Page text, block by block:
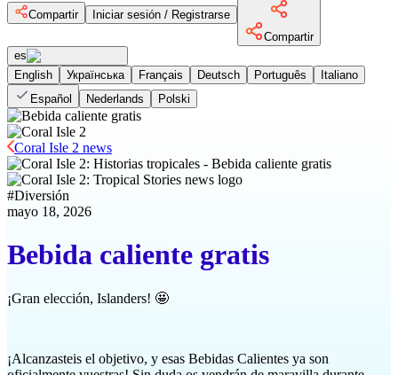
Compartir
Iniciar sesión / Registrarse
Compartir
es
English
Українська Français Deutsch Português
Italiano
Español
Nederlands Polski
Coral Isle 2 news
#Diversión
mayo 18, 2026
Bebida caliente gratis
¡Gran elección, Islanders! 🤩
¡Alcanzasteis el objetivo, y esas Bebidas Calientes ya son